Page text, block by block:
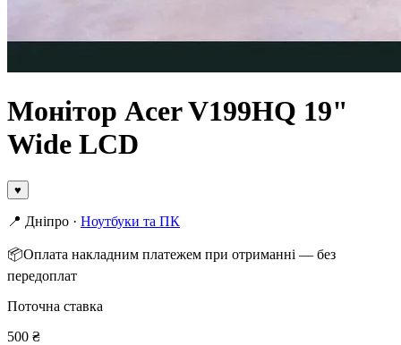
Монітор Acer V199HQ 19"
Wide LCD
♥
📍 Дніпро · Ноутбуки та ПК
📦Оплата накладним платежем при отриманні — без
передоплат
Поточна ставка
500 ₴